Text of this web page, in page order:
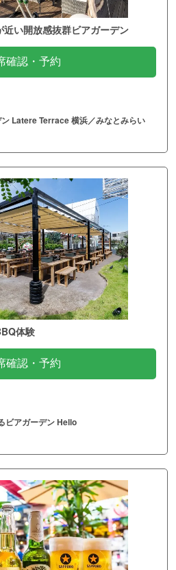
い開放感抜群ビアガーデン
確認・予約
Latere Terrace 横浜／みなとみらい
体験
確認・予約
ビアガーデン Hello